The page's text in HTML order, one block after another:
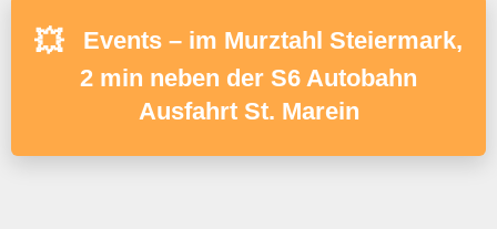
💥
Events – im Murztahl Steiermark,
2 min neben der S6 Autobahn
Ausfahrt St. Marein